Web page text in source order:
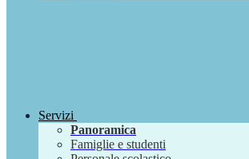
Servizi
Panoramica
Famiglie e studenti